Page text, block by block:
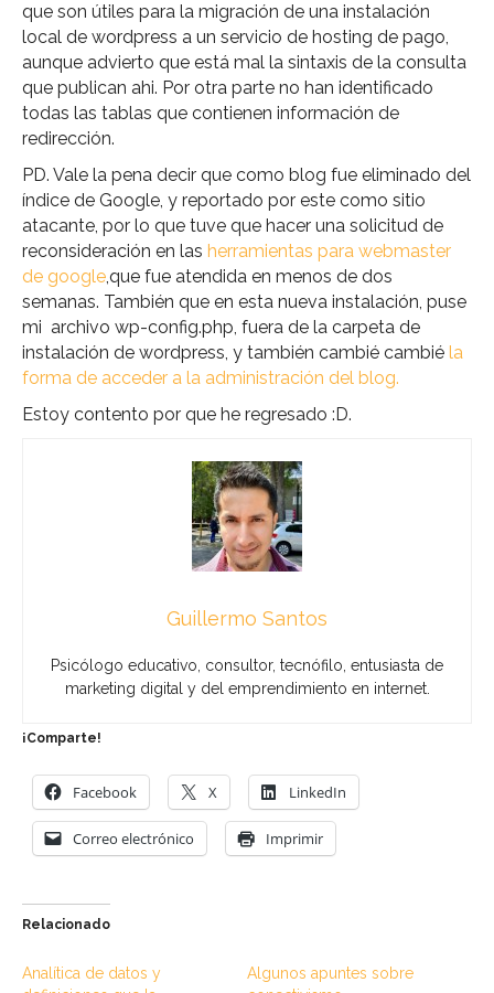
que son útiles para la migración de una instalación
local de wordpress a un servicio de hosting de pago,
aunque advierto que está mal la sintaxis de la consulta
que publican ahi. Por otra parte no han identificado
todas las tablas que contienen información de
redirección.
PD. Vale la pena decir que como blog fue eliminado del
índice de Google, y reportado por este como sitio
atacante, por lo que tuve que hacer una solicitud de
reconsideración en las herramientas para webmaster
de google,que fue atendida en menos de dos
semanas. También que en esta nueva instalación, puse
mi archivo wp-config.php, fuera de la carpeta de
instalación de wordpress, y también cambié cambié la
forma de acceder a la administración del blog.
Estoy contento por que he regresado :D.
Guillermo Santos
Psicólogo educativo, consultor, tecnófilo, entusiasta de
marketing digital y del emprendimiento en internet.
¡Comparte!
Facebook X LinkedIn
Correo electrónico Imprimir
Relacionado
Analítica de datos y
Algunos apuntes sobre